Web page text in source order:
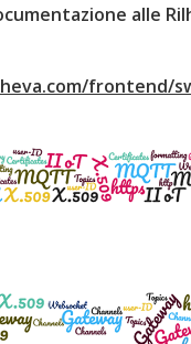
alle
frontend/